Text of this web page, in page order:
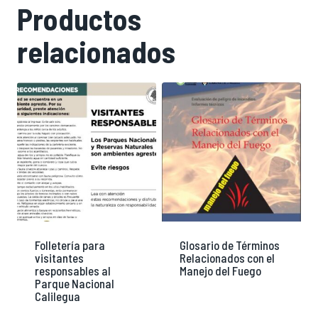
Productos
relacionados
Folletería para
visitantes
responsables al
Parque Nacional
Calilegua
Glosario de Términos
Relacionados con el
Manejo del Fuego